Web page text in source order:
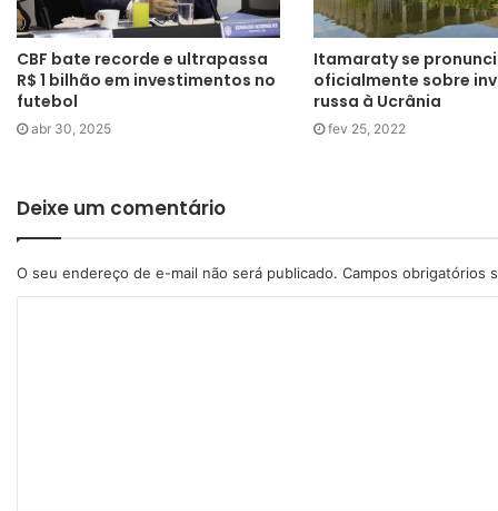
CBF bate recorde e ultrapassa
R$ 1 bilhão em investimentos no
futebol
abr 30, 2025
Itamaraty se
oficialmente sobre
russa à Ucrânia
fev 25, 2022
Deixe um comentário
O seu endereço de e-mail não será publicado. Campos obrigatórios